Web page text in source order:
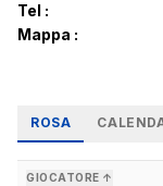
Tel :
Mappa :
ROSA
GIOCATORE ↑